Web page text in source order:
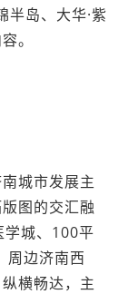
半岛、大华·紫
。
城市发展主
图的交汇融
学城、100平
周边济南西
横畅达，主